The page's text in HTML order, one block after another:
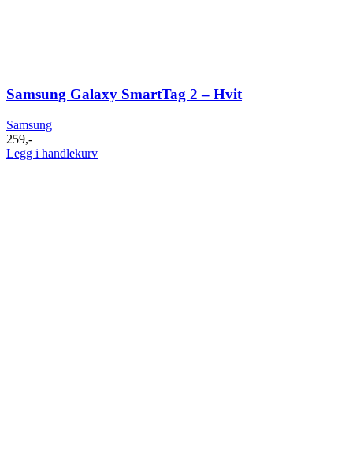
Samsung Galaxy SmartTag 2 – Hvit
Samsung
259,-
Legg i handlekurv